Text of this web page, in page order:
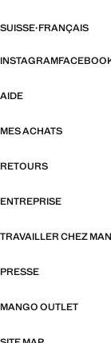
SUISSE·FRANÇAIS
INSTAGRAM
AIDE
MES ACHATS
RETOURS
ENTREPRISE
TRAVAILLER CHEZ
PRESSE
MANGO OUTLET